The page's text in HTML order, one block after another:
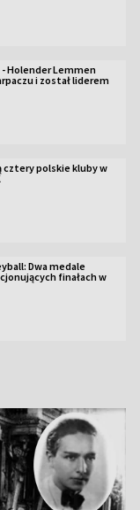
Holender Lemmen
i został liderem
cztery polskie kluby w
Dwa medale
finałach w